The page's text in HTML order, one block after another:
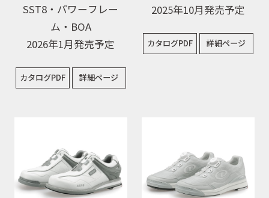
SST8・パワーフレー
ム・BOA
2026年1月発売予定
カタログPDF 詳細ページ
2025年10月発売予定
カタログPDF 詳細ページ